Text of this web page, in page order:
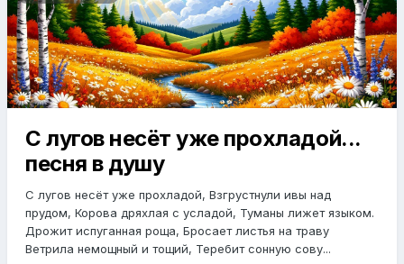
С лугов несёт уже прохладой...
песня в душу
С лугов несёт уже прохладой, Взгрустнули ивы над
прудом, Корова дряхлая с усладой, Туманы лижет языком.
Дрожит испуганная роща, Бросает листья на траву
Ветрила немощный и тощий, Теребит сонную сову...